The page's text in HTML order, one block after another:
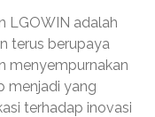
LGOWIN adalah
terus berupaya
menyempurnakan
menjadi yang
terhadap inovasi